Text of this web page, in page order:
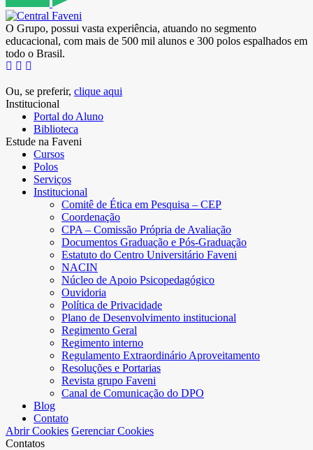
O Grupo, possui vasta experiência, atuando no segmento
educacional, com mais de 500 mil alunos e 300 polos espalhados em
todo o Brasil.
Ou, se preferir, clique aqui
Institucional
Portal do Aluno
Biblioteca
Estude na Faveni
Cursos
Polos
Serviços
Institucional
Comitê de Ética em Pesquisa – CEP
Coordenação
CPA – Comissão Própria de Avaliação
Documentos Graduação e Pós-Graduação
Estatuto do Centro Universitário Faveni
NACIN
Núcleo de Apoio Psicopedagógico
Ouvidoria
Política de Privacidade
Plano de Desenvolvimento institucional
Regimento Geral
Regimento interno
Regulamento Extraordinário Aproveitamento
Resoluções e Portarias
Revista grupo Faveni
Canal de Comunicação do DPO
Blog
Contato
Abrir Cookies Gerenciar Cookies
Contatos